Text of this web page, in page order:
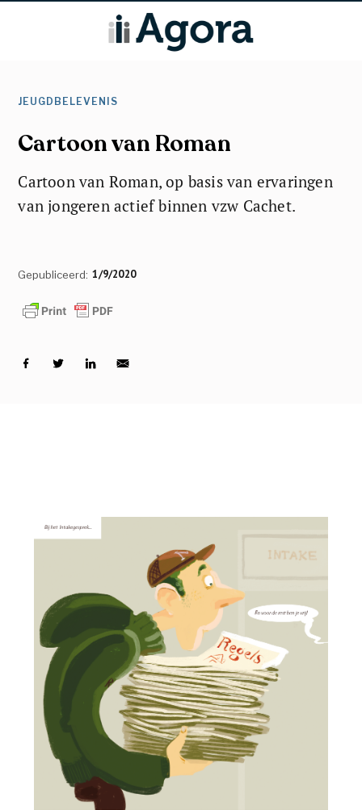
JEUGDBELEVENIS
Cartoon van Roman
Cartoon van Roman, op basis van ervaringen
van jongeren actief binnen vzw Cachet.
Gepubliceerd: 1/9/2020